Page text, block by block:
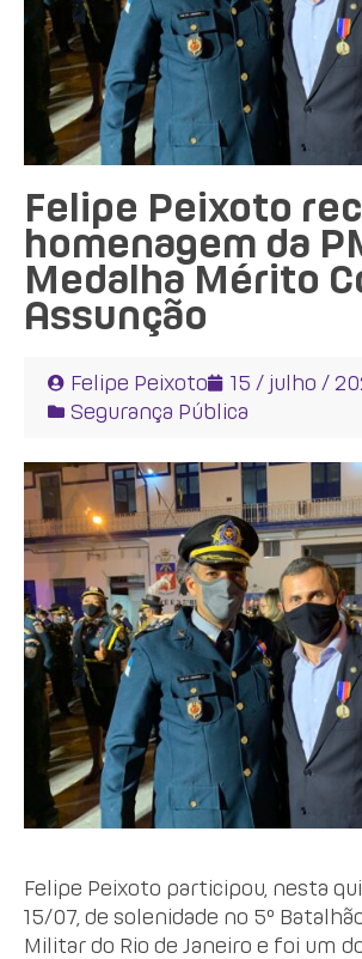
Felipe Peixoto
homenagem da
Medalha Mérito
Assunção
Felipe Peixoto
15 / julho /
Segurança Pública
Felipe Peixoto participou, nesta
15/07, de solenidade no 5º
Militar do Rio de Janeiro e foi um